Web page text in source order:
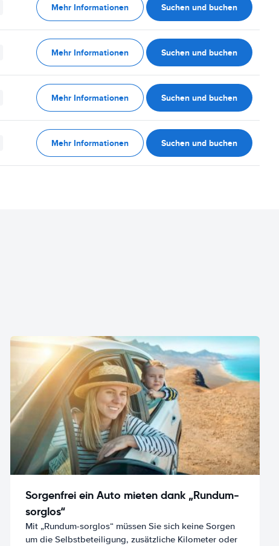
Mehr Informationen Suchen und buchen
Mehr Informationen Suchen und buchen
Mehr Informationen Suchen und buchen
Mehr Informationen Suchen und buchen
Sorgenfrei ein Auto mieten dank „Rundum-
sorglos“
Mit „Rundum-sorglos“ müssen Sie sich keine Sorgen
um die Selbstbeteiligung, zusätzliche Kilometer oder